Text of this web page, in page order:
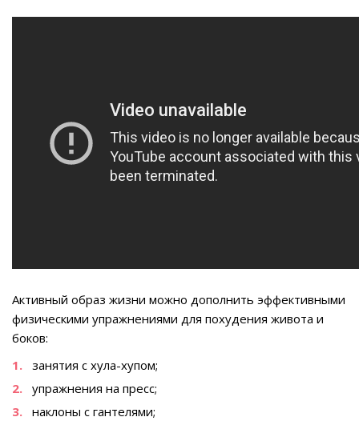
Активный образ жизни можно дополнить эффективными
физическими упражнениями для похудения живота и
боков:
занятия с хула-хупом;
упражнения на пресс;
наклоны с гантелями;